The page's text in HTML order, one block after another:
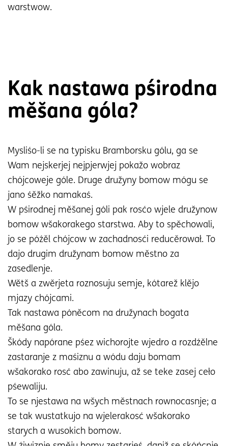
warstwow.
Kak nastawa pśirodna
měšana góla?
Mysliśo-li se na typisku Bramborsku gólu, ga se
Wam nejskerjej nejpjerwjej pokažo wobraz
chójcoweje góle. Druge družyny bomow mógu se
jano śěžko namakaś.
W pśirodnej měšanej góli pak rosćo wjele družynow
bomow wšakorakego starstwa. Aby to spěchowali,
jo se późěl chójcow w zachadnosći reducěrował. To
dajo drugim družynam bomow městno za
zasedlenje.
Wětš a zwěrjeta roznosuju semje, kótarež klějo
mjazy chójcami.
Tak nastawa póněcom na družynach bogata
měšana góla.
Škódy napórane pśez wichorojte wjedro a rozdźělne
zastaranje z maśiznu a wódu daju bomam
wšakorako rosć abo zawinuju, až se teke zasej ceło
pśewaliju.
To se njestawa na wšych městnach rownocasnje; a
se tak wustatkujo na wjelerakosć wšakorako
starych a wusokich bomow.